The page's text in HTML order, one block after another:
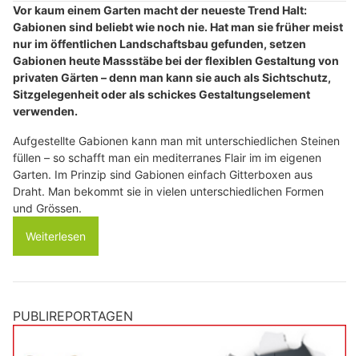
Vor kaum einem Garten macht der neueste Trend Halt:
Gabionen sind beliebt wie noch nie. Hat man sie früher meist
nur im öffentlichen Landschaftsbau gefunden, setzen
Gabionen heute Massstäbe bei der flexiblen Gestaltung von
privaten Gärten – denn man kann sie auch als Sichtschutz,
Sitzgelegenheit oder als schickes Gestaltungselement
verwenden.
Aufgestellte Gabionen kann man mit unterschiedlichen Steinen
füllen – so schafft man ein mediterranes Flair im im eigenen
Garten. Im Prinzip sind Gabionen einfach Gitterboxen aus
Draht. Man bekommt sie in vielen unterschiedlichen Formen
und Grössen.
Weiterlesen
PUBLIREPORTAGEN